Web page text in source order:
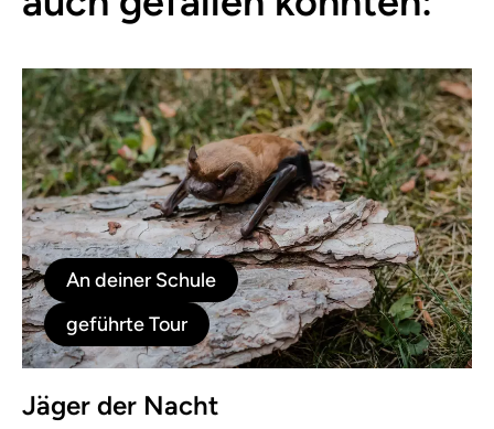
An deiner Schule
geführte Tour
Jäger der Nacht